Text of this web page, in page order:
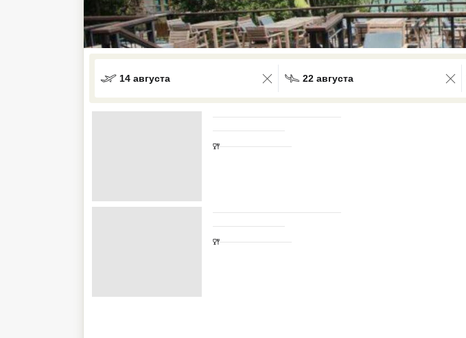
14 августа 22 августа
Большой Сочи